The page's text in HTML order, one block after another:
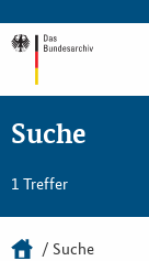
Suche
1 Treffer
Suche